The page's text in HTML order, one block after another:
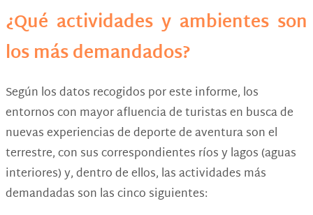
¿Qué actividades y ambientes son
los más demandados?
Según los datos recogidos por este informe, los
entornos con mayor afluencia de turistas en busca de
nuevas experiencias de deporte de aventura son el
terrestre, con sus correspondientes ríos y lagos (aguas
interiores) y, dentro de ellos, las actividades más
demandadas son las cinco siguientes: